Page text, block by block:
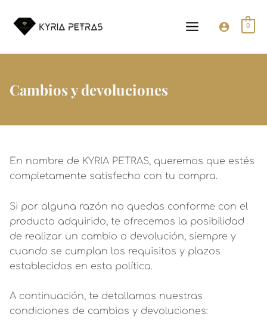
contenido
MENU
0
Cambios y devoluciones
En nombre de KYRIA PETRAS, queremos que estés
completamente satisfecho con tu compra.
Si por alguna razón no quedas conforme con el
producto adquirido, te ofrecemos la posibilidad
de realizar un cambio o devolución, siempre y
cuando se cumplan los requisitos y plazos
establecidos en esta política.
A continuación, te detallamos nuestras
condiciones de cambios y devoluciones: